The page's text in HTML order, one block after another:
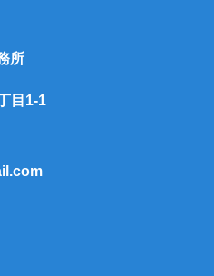
所
目1-1